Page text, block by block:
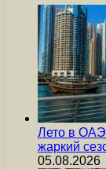
Лето в
жаркий
05.08.2026